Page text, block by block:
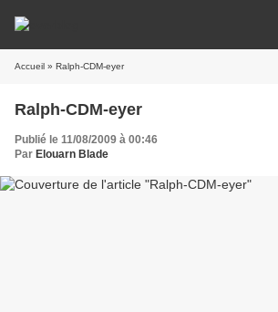
Accueil » Ralph-CDM-eyer
Ralph-CDM-eyer
Publié le 11/08/2009 à 00:46
Par Elouarn Blade